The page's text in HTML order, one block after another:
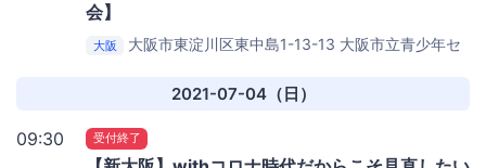
会】
大阪 大阪市東淀川区東中島1-13-13 大阪市立青少年セ
2021-07-04（日）
09:30 受付終了